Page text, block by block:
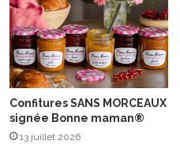
Confitures SANS MORCEAUX
signée Bonne maman®
13 juillet 2026